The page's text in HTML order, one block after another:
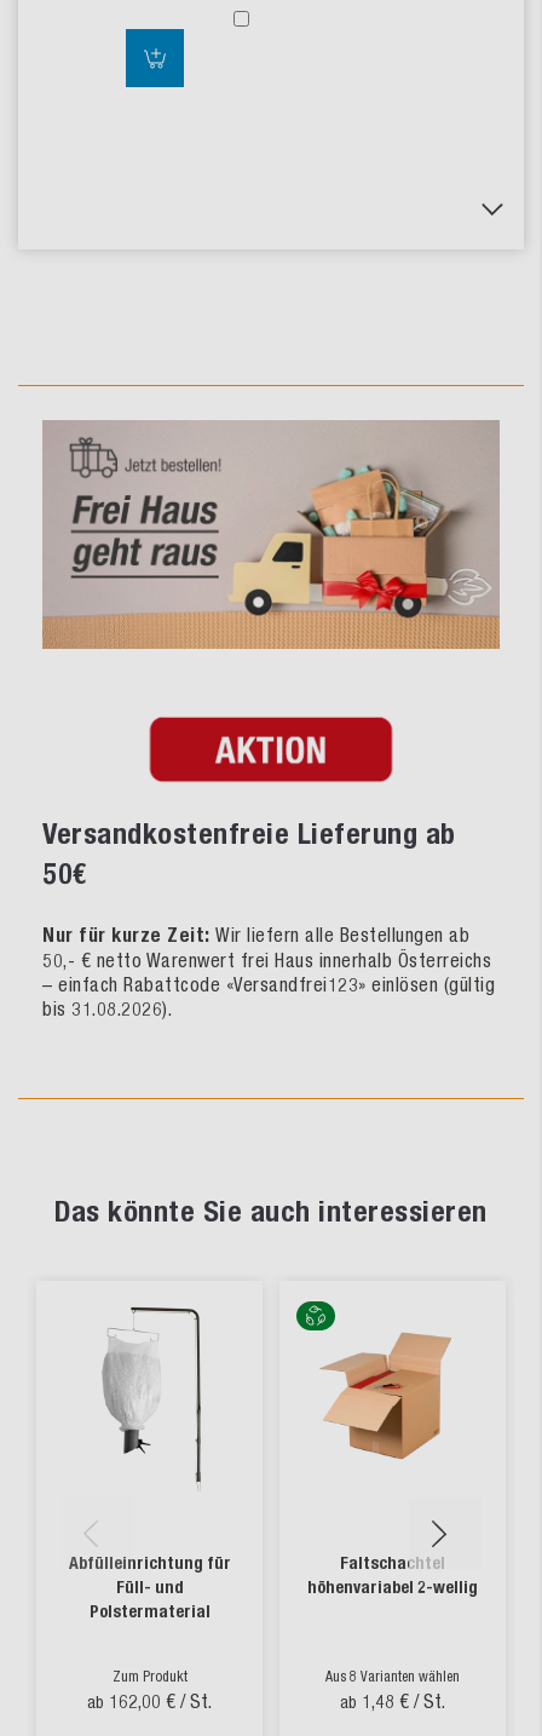
Versandkostenfreie Lieferung ab
50€
Nur für kurze Zeit: Wir liefern alle Bestellungen ab
50,- € netto Warenwert frei Haus innerhalb Österreichs
– einfach Rabattcode «Versandfrei123» einlösen (gültig
bis 31.08.2026).
Das könnte Sie auch interessieren
Abfülleinrichtung für
Füll- und
Polstermaterial
Zum Produkt
ab 162,00 € / St.
Faltschachtel
höhenvariabel 2-wellig
Aus 8 Varianten wählen
ab 1,48 € / St.